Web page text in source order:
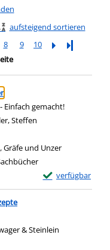
aufsteigend sortieren
8 9 10
Letzte Seite
Einfach gemacht!
Steffen
Gräfe und Unzer
verfügbar
Exemplar-Details
Zum Download
Verfasser
& Steinlein